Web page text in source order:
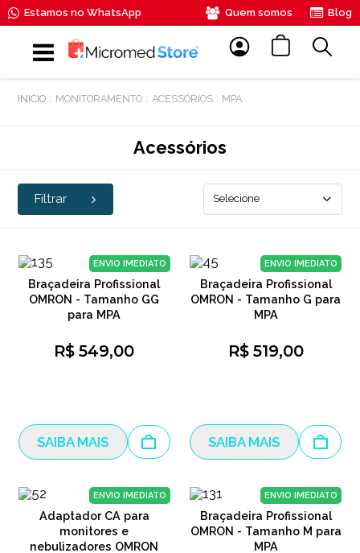
Estamos no WhatsApp Quem somos Blog
MONITORAMENTO ACESSÓRIOS MPA
Acessórios
Filtrar Selecione
Braçadeira Profissional
OMRON - Tamanho GG
para MPA
R$ 549,00
SAIBA MAIS
ENVIO IMEDIATO
Braçadeira Profissional
OMRON - Tamanho G para
MPA
R$ 519,00
SAIBA MAIS
ENVIO IMEDIATO
Adaptador CA para
monitores e
nebulizadores OMRON
ENVIO IMEDIATO
Braçadeira Profissional
OMRON - Tamanho M para
MPA
ENVIO IMEDIATO